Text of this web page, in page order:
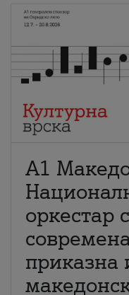
А1
оркестар
приказна